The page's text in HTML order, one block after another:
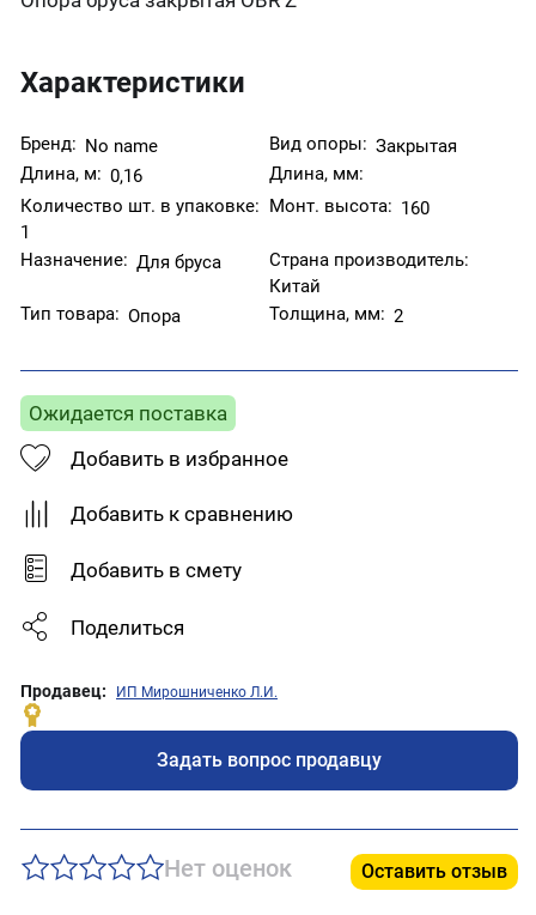
Характеристики
Бренд: No name Вид опоры: Закрытая
Длина, м: 0,16
Длина, мм:
Количество шт. в упаковке:
1
Монт. высота: 160
Назначение: Для бруса
Страна производитель:
Китай
Тип товара: Опора Толщина, мм: 2
Ожидается поставка
Добавить в избранное
Добавить к сравнению
Добавить в смету
Поделиться
Продавец: ИП Мирошниченко Л.И.
Задать вопрос продавцу
Нет оценок Оставить отзыв